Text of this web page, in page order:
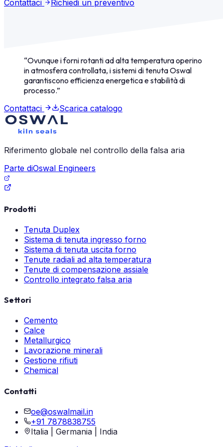
installazione e non viene fatturato separatamente.
Contattaci
Richiedi un preventivo
“Ovunque i forni rotanti ad alta temperatura operino
in atmosfera controllata, i sistemi di tenuta Oswal
garantiscono efficienza energetica e stabilità di
processo.”
Contattaci
Scarica catalogo
Riferimento globale nel controllo della falsa aria
Parte diOswal Engineers
Prodotti
Tenuta Duplex
Sistema di tenuta ingresso forno
Sistema di tenuta uscita forno
Tenute radiali ad alta temperatura
Tenute di compensazione assiale
Controllo integrato falsa aria
Settori
Cemento
Calce
Metallurgico
Lavorazione minerali
Gestione rifiuti
Chemical
Contatti
oe@oswalmail.in
+91 7878838755
Italia | Germania | India